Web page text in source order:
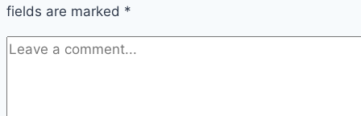
fields are marked *